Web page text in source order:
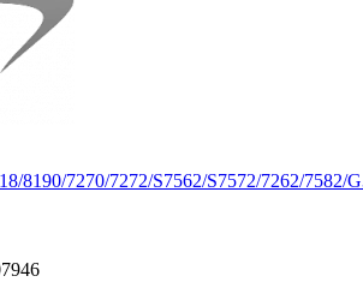
8190/7270/7272/S7562/S7572/7262/7582/